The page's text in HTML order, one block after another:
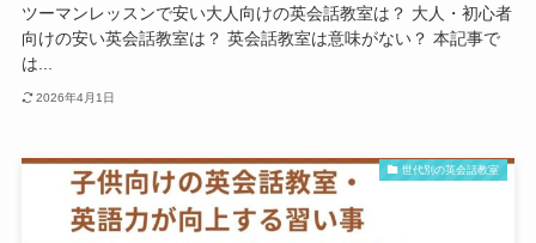
ツーマンレッスンで安い大人向けの英会話教室は？ 大人・初心者
向けの安い英会話教室は？ 英会話教室は意味がない？ 本記事で
は...
2026年4月1日
世代別の英会話教室